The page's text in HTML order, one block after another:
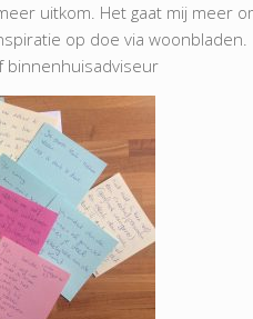
uitkom. Het gaat mij meer
op doe via woonbladen.
binnenhuisadviseur